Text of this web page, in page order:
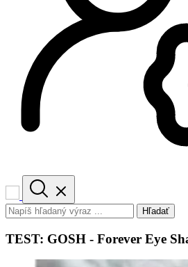
Hľadať
TEST: GOSH - Forever Eye